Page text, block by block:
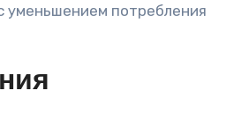
уменьшением потребления